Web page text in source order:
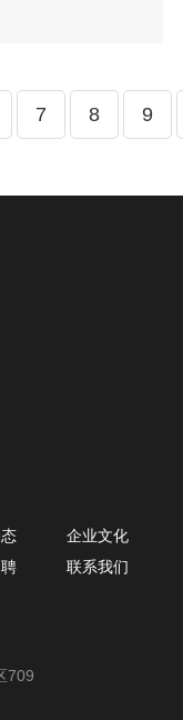
7 8 9
企业文化
联系我们
709